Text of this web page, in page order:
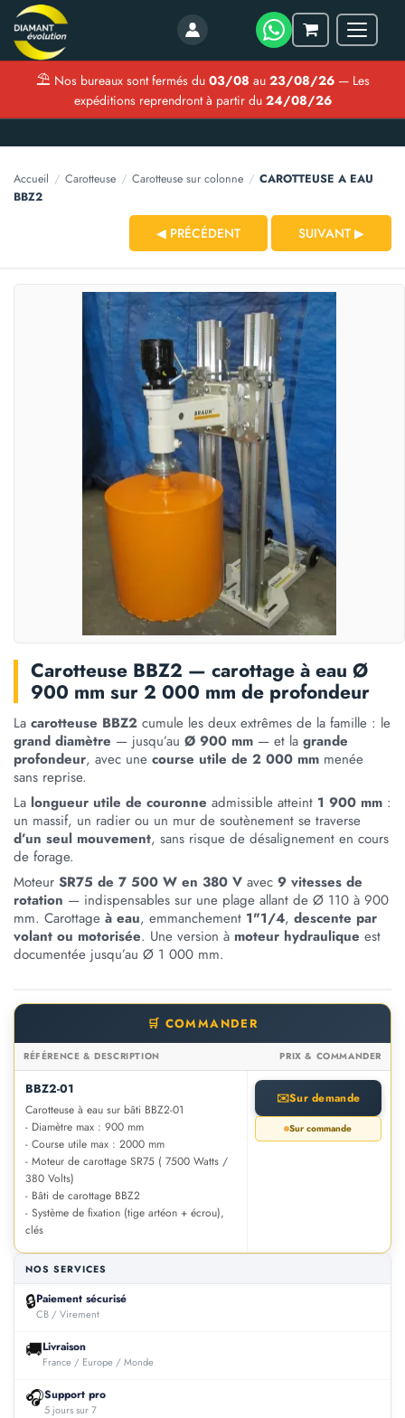
Mon
Menu
⛱ Nos bureaux sont fermés du 03/08 au 23/08/26— Les
expéditions reprendront à partir du 24/08/26
Accueil / Carotteuse / Carotteuse sur colonne / CAROTTEUSE A EAU
BBZ2
◀ PRÉCÉDENT SUIVANT ▶
Carotteuse BBZ2 — carottage à eau Ø
900 mm sur 2 000 mm de profondeur
La carotteuse BBZ2 cumule les deux extrêmes de la famille : le
grand diamètre — jusqu’au Ø 900 mm — et la grande
profondeur, avec une course utile de 2 000 mm menée
sans reprise.
La longueur utile de couronne admissible atteint 1 900 mm :
un massif, un radier ou un mur de soutènement se traverse
d’un seul mouvement, sans risque de désalignement en cours
de forage.
Moteur SR75 de 7 500 W en 380 V avec 9 vitesses de
rotation — indispensables sur une plage allant de Ø 110 à 900
mm. Carottage à eau, emmanchement 1"1/4, descente par
volant ou motorisée. Une version à moteur hydraulique est
documentée jusqu’au Ø 1 000 mm.
🛒 COMMANDER
RÉFÉRENCE & DESCRIPTION PRIX & COMMANDER
BBZ2-01
Carotteuse à eau sur bâti BBZ2-01
- Diamètre max : 900 mm
- Course utile max : 2000 mm
- Moteur de carottage SR75 ( 7500 Watts /
380 Volts)
- Bâti de carottage BBZ2
- Système de fixation (tige artéon + écrou),
clés
✉️Sur demande
Sur commande
NOS SERVICES
🔒Paiement sécurisé
CB / Virement
🚚Livraison
France / Europe / Monde
🎧Support pro
5 jours sur 7